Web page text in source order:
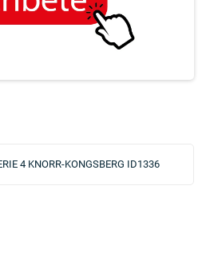
4 KNORR-KONGSBERG ID1336